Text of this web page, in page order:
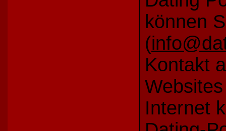
können
(
Kontakt
Internet